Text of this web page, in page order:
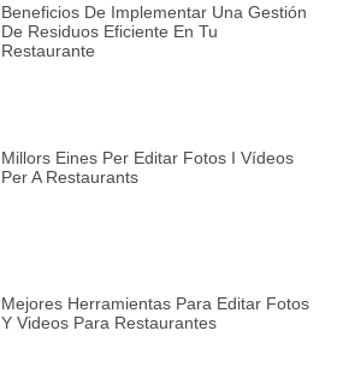
Beneficios De Implementar Una Gestión
De Residuos Eficiente En Tu
Restaurante
Millors Eines Per Editar Fotos I Vídeos
Per A Restaurants
Mejores Herramientas Para Editar Fotos
Y Videos Para Restaurantes